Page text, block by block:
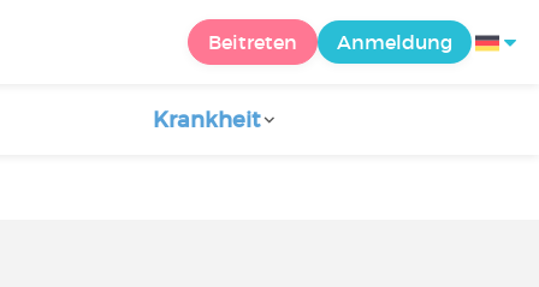
Beitreten Anmeldung
Krankheit